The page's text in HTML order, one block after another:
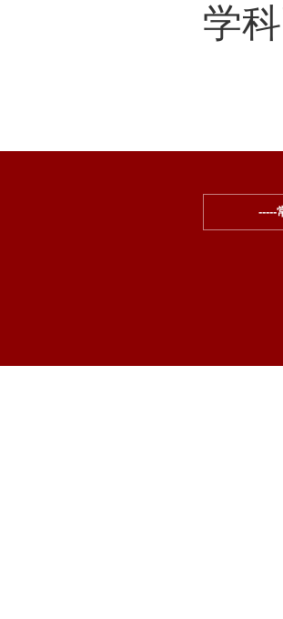
学
-----